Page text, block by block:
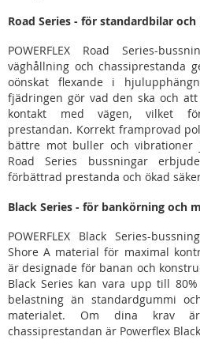
Road Series - för standardbilar
POWERFLEX Road Series-
väghållning och chassiprestanda
oönskat flexande i
fjädringen gör vad den ska och
kontakt med vägen, vilket
prestandan. Korrekt framprovad
bättre mot buller och vibrationer
Road Series bussningar
förbättrad prestanda och ökad
Black Series - för bankörning och
POWERFLEX Black Series-
Shore A material för maximal
är designade för banan och
Black Series kan vara upp till
belastning än standardgummi
materialet. Om dina krav
chassiprestandan är Powerflex